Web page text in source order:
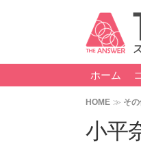
ホーム
HOME その
小平